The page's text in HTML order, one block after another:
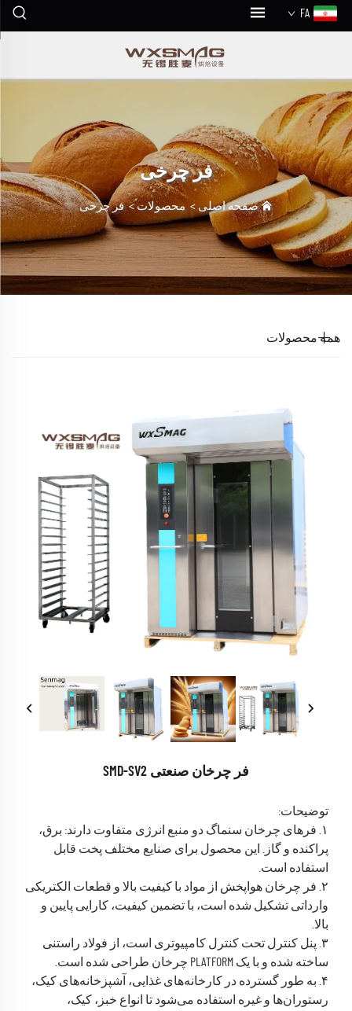
FA
فر چرخی
صفحه اصلی>محصولات>فر چرخی
همه محصولات
فر چرخان صنعتی SMD-SV2
توضیحات:
۱. فر‌های چرخان سنماگ دو منبع انرژی متفاوت دارند: برق،
پراکنده و گاز. این محصول برای صنایع مختلف پخت قابل
استفاده است.
۲. فر چرخان هواپخش از مواد با کیفیت بالا و قطعات الکتریکی
وارداتی تشکیل شده است، با تضمین کیفیت، کارایی پایین و
بالا.
۳. پنل کنترل تحت کنترل کامپیوتری است، از فولاد راستنی
ساخته شده و با یک PLATFORM چرخان طراحی شده است.
۴. به طور گسترده در کارخانه‌های غذایی، آشپزخانه‌های کیک،
رستوران‌ها و غیره استفاده می‌شود تا انواع خبز، کیک،